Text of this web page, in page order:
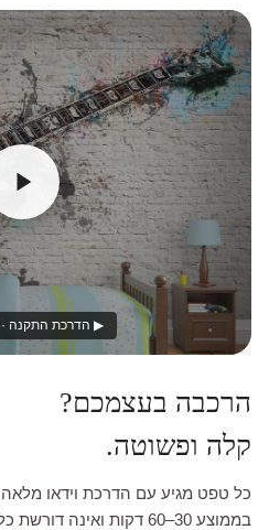
▶ הדרכת התקנה · 4:12 דקות
הרכבה בעצמכם?
קלה ופשוטה.
בממוצע 30–60 דקות ואינה דורשת כלים מיוחדים.